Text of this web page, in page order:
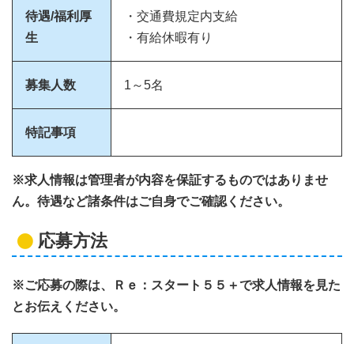
待遇/福利厚
生
・交通費規定内支給
・有給休暇有り
募集人数 1～5名
特記事項
※求人情報は管理者が内容を保証するものではありませ
ん。待遇など諸条件はご自身でご確認ください。
応募方法
※ご応募の際は、Ｒｅ：スタート５５＋で求人情報を見た
とお伝えください。